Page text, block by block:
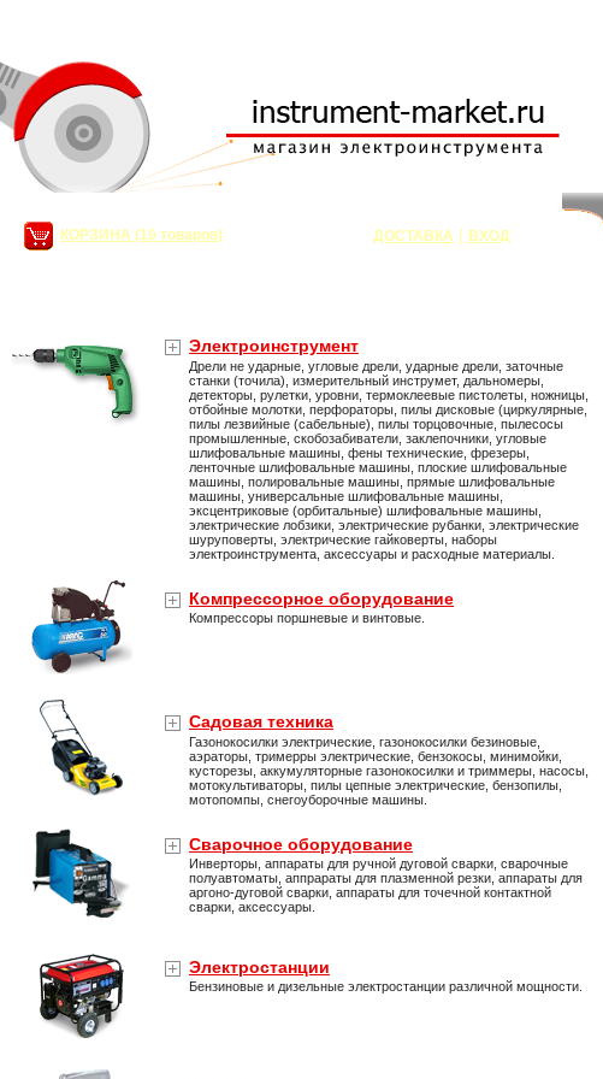
КОРЗИНА (10 товаров)
ДОСТАВКА | ВХОД
Электроинструмент
Дрели не ударные, угловые дрели, ударные дрели, заточные
станки (точила), измерительный инструмет, дальномеры,
детекторы, рулетки, уровни, термоклеевые пистолеты, ножницы,
отбойные молотки, перфораторы, пилы дисковые (циркулярные,
пилы лезвийные (сабельные), пилы торцовочные, пылесосы
промышленные, скобозабиватели, заклепочники, угловые
шлифовальные машины, фены технические, фрезеры,
ленточные шлифовальные машины, плоские шлифовальные
машины, полировальные машины, прямые шлифовальные
машины, универсальные шлифовальные машины,
эксцентриковые (орбитальные) шлифовальные машины,
электрические лобзики, электрические рубанки, электрические
шуруповерты, электрические гайковерты, наборы
электроинструмента, аксессуары и расходные материалы.
Компрессорное оборудование
Компрессоры поршневые и винтовые.
Садовая техника
Газонокосилки электрические, газонокосилки безиновые,
аэраторы, тримерры электрические, бензокосы, минимойки,
кусторезы, аккумуляторные газонокосилки и триммеры, насосы,
мотокультиваторы, пилы цепные электрические, бензопилы,
мотопомпы, снегоуборочные машины.
Сварочное оборудование
Инверторы, аппараты для ручной дуговой сварки, сварочные
полуавтоматы, аппрараты для плазменной резки, аппараты для
аргоно-дуговой сварки, аппараты для точечной контактной
сварки, аксессуары.
Электростанции
Бензиновые и дизельные электростанции различной мощности.